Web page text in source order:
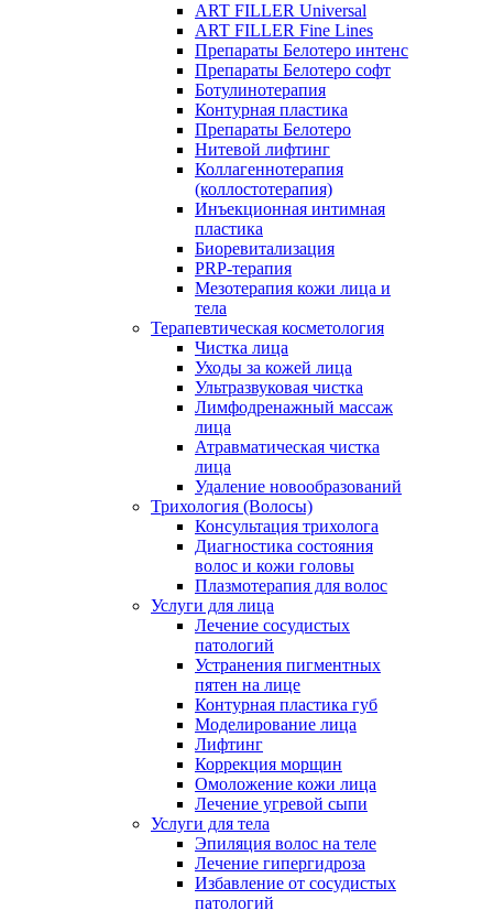
ART FILLER Universal
ART FILLER Fine Lines
Препараты Белотеро интенс
Препараты Белотеро софт
Ботулинотерапия
Контурная пластика
Препараты Белотеро
Нитевой лифтинг
Коллагеннотерапия
(коллостотерапия)
Инъекционная интимная
пластика
Биоревитализация
PRP-терапия
Мезотерапия кожи лица и
тела
Терапевтическая косметология
Чистка лица
Уходы за кожей лица
Ультразвуковая чистка
Лимфодренажный массаж
лица
Атравматическая чистка
лица
Удаление новообразований
Трихология (Волосы)
Консультация трихолога
Диагностика состояния
волос и кожи головы
Плазмотерапия для волос
Услуги для лица
Лечение сосудистых
патологий
Устранения пигментных
пятен на лице
Контурная пластика губ
Моделирование лица
Лифтинг
Коррекция морщин
Омоложение кожи лица
Лечение угревой сыпи
Услуги для тела
Эпиляция волос на теле
Лечение гипергидроза
Избавление от сосудистых
патологий